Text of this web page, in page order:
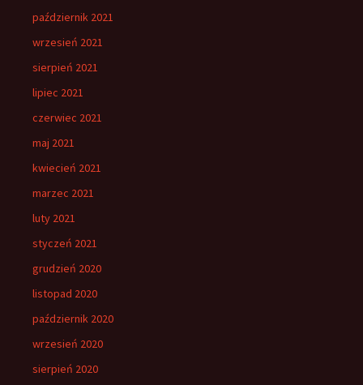
październik 2021
wrzesień 2021
sierpień 2021
lipiec 2021
czerwiec 2021
maj 2021
kwiecień 2021
marzec 2021
luty 2021
styczeń 2021
grudzień 2020
listopad 2020
październik 2020
wrzesień 2020
sierpień 2020